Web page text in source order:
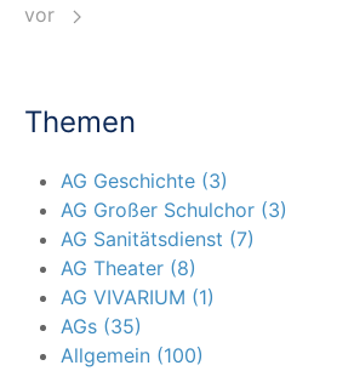
vor
Themen
AG Geschichte (3)
AG Großer Schulchor (3)
AG Sanitätsdienst (7)
AG Theater (8)
AG VIVARIUM (1)
AGs (35)
Allgemein (100)